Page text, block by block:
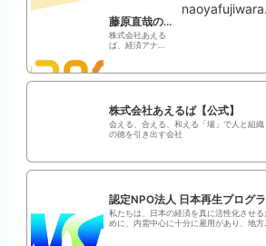
藤原直哉のインターネット放送局
株式会社あえる
ば、経済アナリ
ンターネット放
送局です。政治･
シップの２番組
をそれぞれ基本
的に毎週更新
し、またトー
こころ等の特別
本再生に向けて
いろい...
株式会社あえるば【公式】
会える、合える、和える「場」で人と組織
の徳を引き出す会社
私たちは、日本の経済を真に活性化させる
めに、内需中心に十分に雇用があり、地方